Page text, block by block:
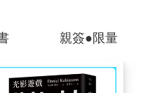
親簽●限量